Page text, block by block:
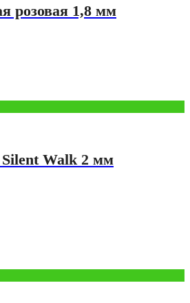
розовая 1,8 мм
Walk 2 мм